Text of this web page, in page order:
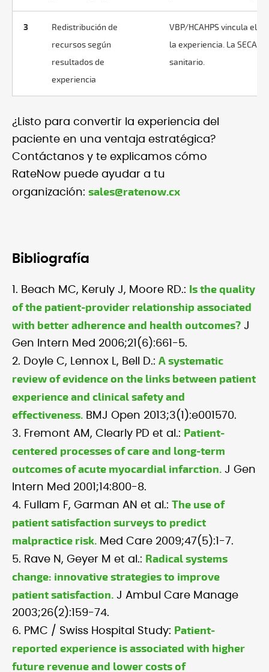
3
Redistribución de
recursos según
resultados de
experiencia
VBP/HCAHPS vincula el
la experiencia. La SECA
sanitario.
¿Listo para convertir la experiencia del
paciente en una ventaja estratégica?
Contáctanos y te explicamos cómo
RateNow puede ayudar a tu
organización: sales@ratenow.cx
Bibliografía
1. Beach MC, Keruly J, Moore RD.: Is the quality
of the patient-provider relationship associated
with better adherence and health outcomes? J
Gen Intern Med 2006;21(6):661-5.
2. Doyle C, Lennox L, Bell D.: A systematic
review of evidence on the links between patient
experience and clinical safety and
effectiveness. BMJ Open 2013;3(1):e001570.
3. Fremont AM, Clearly PD et al.: Patient-
centered processes of care and long-term
outcomes of acute myocardial infarction. J Gen
Intern Med 2001;14:800-8.
4. Fullam F, Garman AN et al.: The use of
patient satisfaction surveys to predict
malpractice risk. Med Care 2009;47(5):1-7.
5. Rave N, Geyer M et al.: Radical systems
change: innovative strategies to improve
patient satisfaction. J Ambul Care Manage
2003;26(2):159-74.
6. PMC / Swiss Hospital Study: Patient-
reported experience is associated with higher
future revenue and lower costs of